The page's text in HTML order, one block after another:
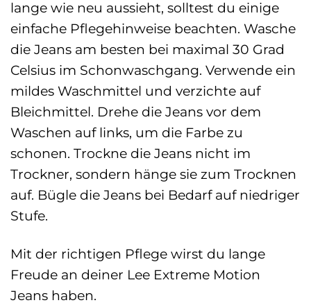
lange wie neu aussieht, solltest du einige
einfache Pflegehinweise beachten. Wasche
die Jeans am besten bei maximal 30 Grad
Celsius im Schonwaschgang. Verwende ein
mildes Waschmittel und verzichte auf
Bleichmittel. Drehe die Jeans vor dem
Waschen auf links, um die Farbe zu
schonen. Trockne die Jeans nicht im
Trockner, sondern hänge sie zum Trocknen
auf. Bügle die Jeans bei Bedarf auf niedriger
Stufe.
Mit der richtigen Pflege wirst du lange
Freude an deiner Lee Extreme Motion
Jeans haben.